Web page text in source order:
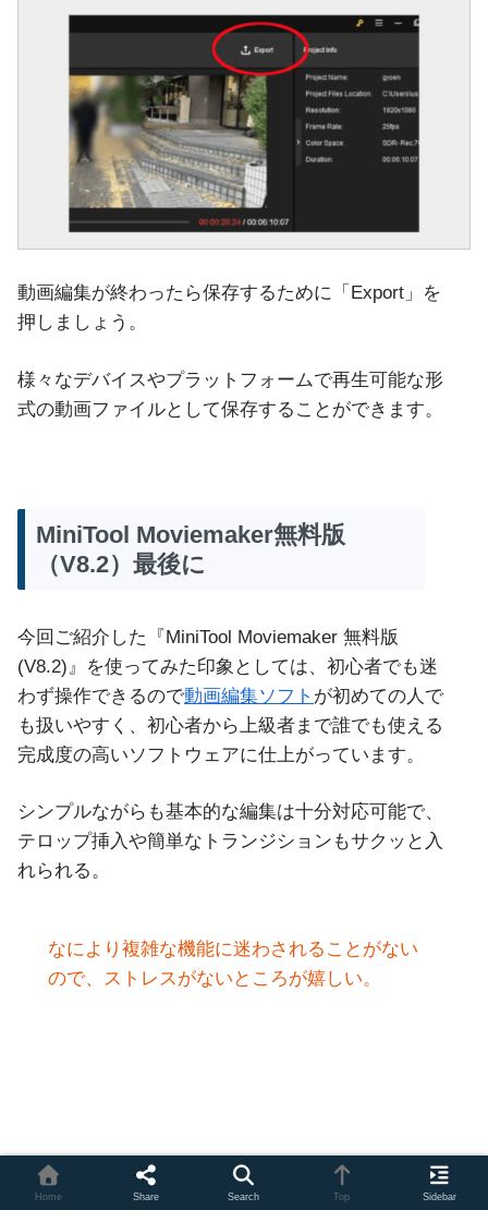
動画編集が終わったら保存するために「Export」を
押しましょう。
様々なデバイスやプラットフォームで再生可能な形
式の動画ファイルとして保存することができます。
MiniTool Moviemaker無料版
（V8.2）最後に
今回ご紹介した『MiniTool Moviemaker 無料版
(V8.2)』を使ってみた印象としては、初心者でも迷
わず操作できるので動画編集ソフト が初めての人で
も扱いやすく、初心者から上級者まで誰でも使える
完成度の高いソフトウェアに仕上がっています。
シンプルながらも基本的な編集は十分対応可能で、
テロップ挿入や簡単なトランジションもサクッと入
れられる。
なにより複雑な機能に迷わされることがない
ので、ストレスがないところが嬉しい。
【公式サイト】MiniTool Moviemaker
Home Share Search Top Sidebar